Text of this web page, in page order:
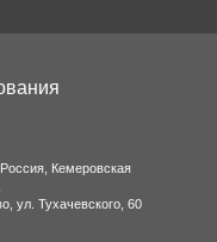
Россия Кемеровская
ул. Тухачевского, 60